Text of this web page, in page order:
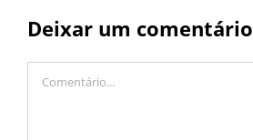
Deixar um comentário
Comentário